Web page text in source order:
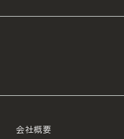
会社概要